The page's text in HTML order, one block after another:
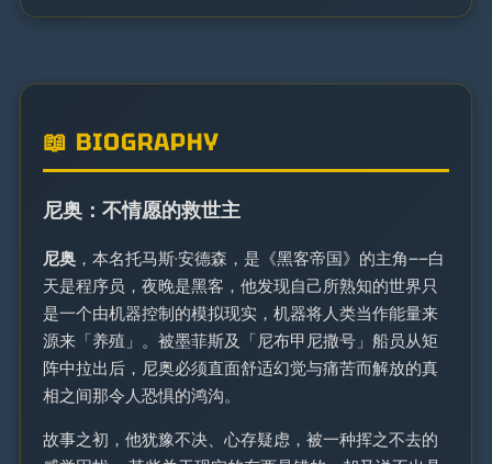
📖 BIOGRAPHY
尼奥：不情愿的救世主
尼奥 ，本名托马斯·安德森，是《黑客帝国》的主角——白
天是程序员，夜晚是黑客，他发现自己所熟知的世界只
是一个由机器控制的模拟现实，机器将人类当作能量来
源来「养殖」。被墨菲斯及「尼布甲尼撒号」船员从矩
阵中拉出后，尼奥必须直面舒适幻觉与痛苦而解放的真
相之间那令人恐惧的鸿沟。
故事之初，他犹豫不决、心存疑虑，被一种挥之不去的